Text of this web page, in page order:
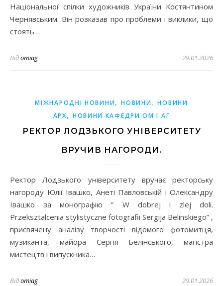
Національної спілки художників України Костянтином
Чернявським. Він розказав про проблеми і виклики, що
стоять…
Відomiag 29.01.2026
МІЖНАРОДНІ НОВИНИ,НОВИНИ,НОВИНИ
АРХ, НОВИНИ КАФЕДРИ ОМ І АГ
РЕКТОР ЛОДЗЬКОГО УНІВЕРСИТЕТУ
ВРУЧИВ НАГОРОДИ.
Ректор Лодзького університету вручає ректорську
нагороду Юлії Івашко, Анеті Павловській і Олександру
Івашко за монографію ” W dobrej i zlej doli.
Przeksztalcenia stylistyczne fotografii Sergija Belinskiego” ,
присвячену аналізу творчості відомого фотомитця,
музиканта, майора Сергія Белінського, магістра
мистецтв і випускника…
Відomiag 29.01.2026